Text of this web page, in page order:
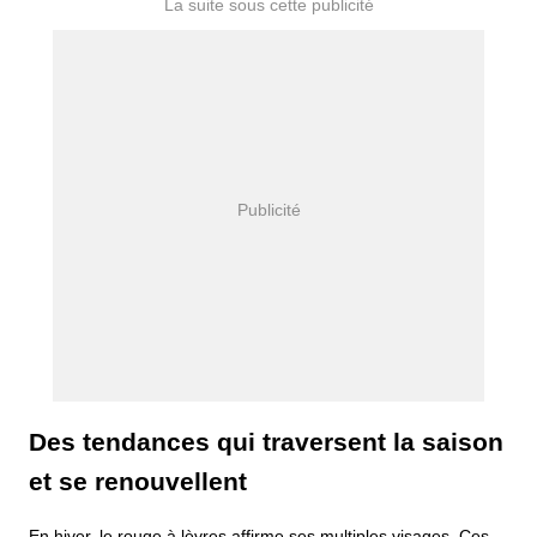
Des tendances qui traversent la saison
et se renouvellent